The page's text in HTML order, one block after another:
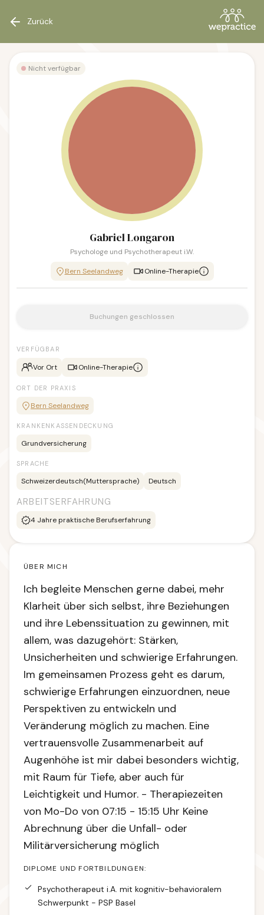
Zurück
Nicht verfügbar
Gabriel Longaron
Psychologe und Psychotherapeut i.W.
Bern Seelandweg Online-Therapie
Buchungen geschlossen
VERFÜGBAR
Vor Ort Online-Therapie
ORT DER PRAXIS
Bern Seelandweg
KRANKENKASSENDECKUNG
Grundversicherung
SPRACHE
Schweizerdeutsch(Muttersprache) Deutsch
ARBEITSERFAHRUNG
4 Jahre praktische Berufserfahrung
ÜBER MICH
Ich begleite Menschen gerne dabei, mehr
Klarheit über sich selbst, ihre Beziehungen
und ihre Lebenssituation zu gewinnen, mit
allem, was dazugehört: Stärken,
Unsicherheiten und schwierige Erfahrungen.
Im gemeinsamen Prozess geht es darum,
schwierige Erfahrungen einzuordnen, neue
Perspektiven zu entwickeln und
Veränderung möglich zu machen. Eine
vertrauensvolle Zusammenarbeit auf
Augenhöhe ist mir dabei besonders wichtig,
mit Raum für Tiefe, aber auch für
Leichtigkeit und Humor. - Therapiezeiten
von Mo-Do von 07:15 - 15:15 Uhr Keine
Abrechnung über die Unfall- oder
Militärversicherung möglich
DIPLOME UND FORTBILDUNGEN:
Psychotherapeut i.A. mit kognitiv-behavioralem
Schwerpunkt - PSP Basel